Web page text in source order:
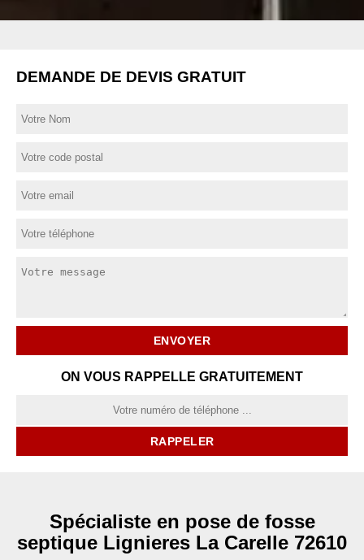
DEMANDE DE DEVIS GRATUIT
ON VOUS RAPPELLE GRATUITEMENT
Spécialiste en pose de fosse
septique Lignieres La Carelle 72610